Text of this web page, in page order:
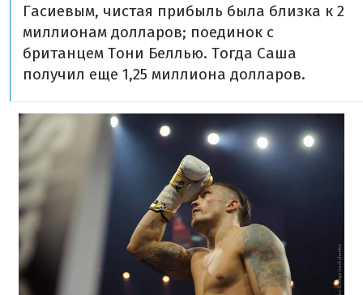
Гасиевым, чистая прибыль была близка к 2
миллионам долларов; поединок с
британцем Тони Беллью. Тогда Саша
получил еще 1,25 миллиона долларов.